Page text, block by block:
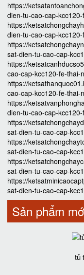
https://
dien-tu-cao-cap-
https://
dien-tu-cao-cap-
https://
sat-dien-tu-cao-cap-
https://
cao-cap-kcc120-fe-thai-
https://
cao-cap-kcc120-fe-thai-
https://
dien-tu-cao-cap-
https://
sat-dien-tu-cao-cap-
https://
sat-dien-tu-cao-cap-
https://
sat-dien-tu-cao-cap-
https://
sat-dien-tu-cao-cap-
Sản phẩm
tủ